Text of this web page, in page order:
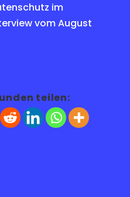
im
vom August
teilen: